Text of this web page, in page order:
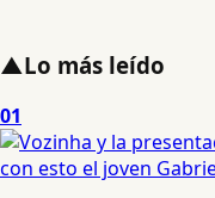
▲Lo más leído
01